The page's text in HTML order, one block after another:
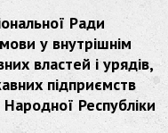
Ради
у внутрішнім
властей і урядів,
підприємств
Народної Республіки